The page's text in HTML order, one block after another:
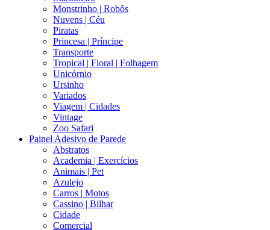
Monstrinho | Robôs
Nuvens | Céu
Piratas
Princesa | Príncipe
Transporte
Tropical | Floral | Folhagem
Unicórnio
Ursinho
Variados
Viagem | Cidades
Vintage
Zoo Safari
Painel Adesivo de Parede
Abstratos
Academia | Exercícios
Animais | Pet
Azulejo
Carros | Motos
Cassino | Bilhar
Cidade
Comercial